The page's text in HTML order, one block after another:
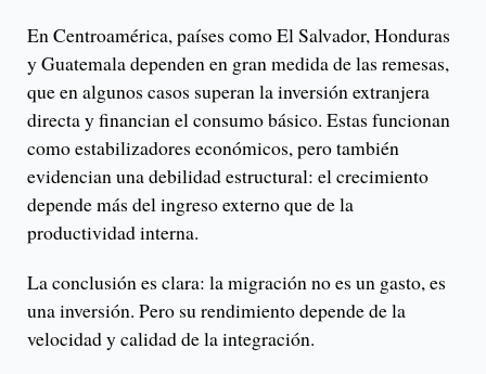
En Centroamérica, países como El Salvador, Honduras
y Guatemala dependen en gran medida de las remesas,
que en algunos casos superan la inversión extranjera
directa y financian el consumo básico. Estas funcionan
como estabilizadores económicos, pero también
evidencian una debilidad estructural: el crecimiento
depende más del ingreso externo que de la
productividad interna.
La conclusión es clara: la migración no es un gasto, es
una inversión. Pero su rendimiento depende de la
velocidad y calidad de la integración.